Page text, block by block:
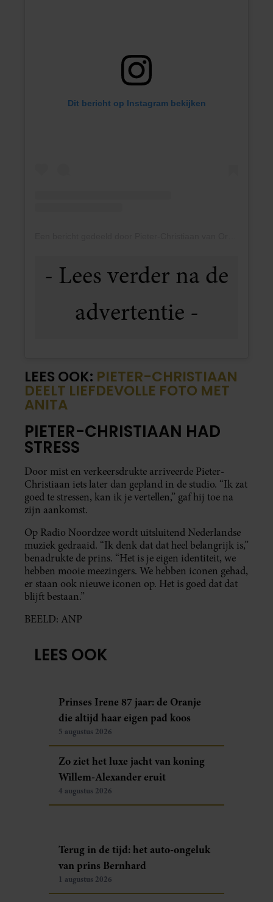
Dit bericht op Instagram bekijken
LEES OOK: PIETER-CHRISTIAAN
DEELT LIEFDEVOLLE FOTO MET
ANITA
PIETER-CHRISTIAAN HAD
STRESS
Door mist en verkeersdrukte arriveerde Pieter-
Christiaan iets later dan gepland in de studio. “Ik zat
goed te stressen, kan ik je vertellen,” gaf hij toe na
zijn aankomst.
Op Radio Noordzee wordt uitsluitend Nederlandse
muziek gedraaid. “Ik denk dat dat heel belangrijk is,”
benadrukte de prins. “Het is je eigen identiteit, we
hebben mooie meezingers. We hebben iconen gehad,
er staan ook nieuwe iconen op. Het is goed dat dat
blijft bestaan.”
BEELD: ANP
LEES OOK
Prinses Irene 87 jaar: de Oranje
die altijd haar eigen pad koos
5 augustus 2026
Zo ziet het luxe jacht van koning
Willem-Alexander eruit
4 augustus 2026
Terug in de tijd: het auto-ongeluk
van prins Bernhard
1 augustus 2026